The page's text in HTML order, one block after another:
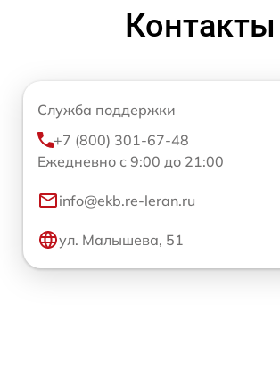
Контакты
Служба поддержки
+7 (800) 301-67-48
Ежедневно с 9:00 до 21:00
info@ekb.re-leran.ru
ул. Малышева, 51